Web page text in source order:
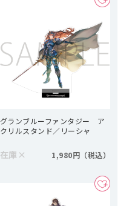
グランブルーファンタジー ア
クリルスタンド／リーシャ
在庫 × 1,980円